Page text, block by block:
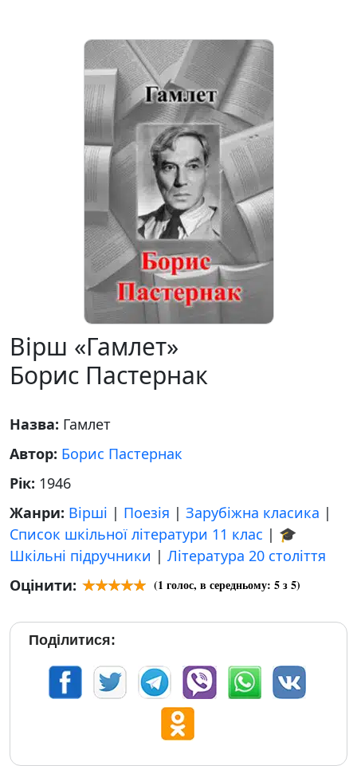
Вірш «Гамлет»
Борис Пастернак
Назва: Гамлет
Автор: Борис Пастернак
Рік: 1946
Жанри: Вірші | Поезія | Зарубіжна класика |
Список шкільної літератури 11 клас | 🎓
Шкільні підручники | Література 20 століття
Оцінити:
(1 голос, в середньому: 5з 5)
Поділитися: